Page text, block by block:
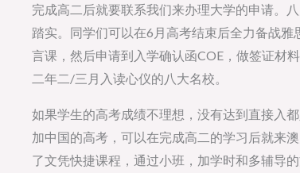
完成高二后就要联系我们来办理大学的申请。
踏实。同学们可以在6月高考结束后全力备战
言课，然后申请到入学确认函COE，做签证材
二年二/三月入读心仪的八大名校。
如果学生的高考成绩不理想，没有达到直接入
加中国的高考，可以在完成高二的学习后就来
了文凭快捷课程，通过小班，加学时和多辅导